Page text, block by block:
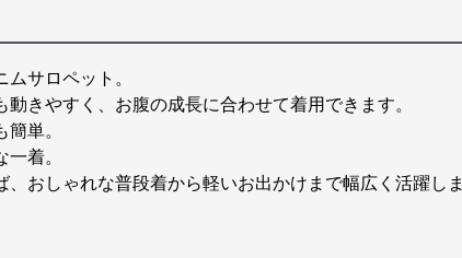
サロペット。
きやすく、お腹の成長に合わせて着用できます。
単。
着。
、おしゃれな普段着から軽いお出かけまで幅広く活躍しま